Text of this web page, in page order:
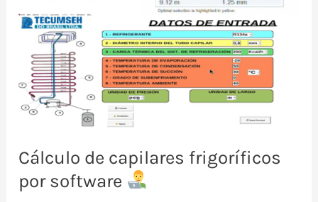
Cálculo de capilares frigoríficos
por software